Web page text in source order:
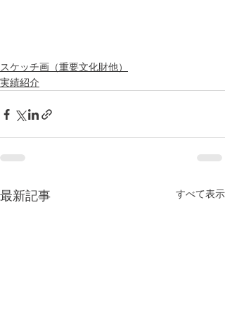
スケッチ画（重要文化財他）
実績紹介
最新記事 すべて表示